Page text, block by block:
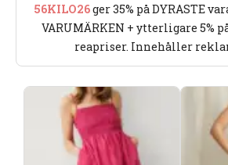
56KILO26ger 35% på DYRASTE
VARUMÄRKEN + ytterligare 5%
reapriser. Innehåller